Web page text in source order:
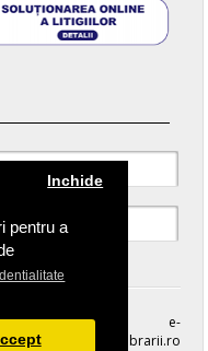
pentru a
Inchide
e-
librarii.ro